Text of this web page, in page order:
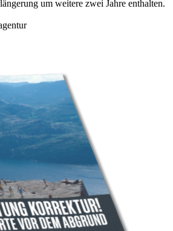
um weitere zwei Jahre enthalten.